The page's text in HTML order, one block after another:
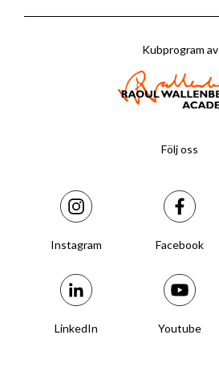
Kubprogram av
Följ oss
Instagram Facebook
LinkedIn Youtube